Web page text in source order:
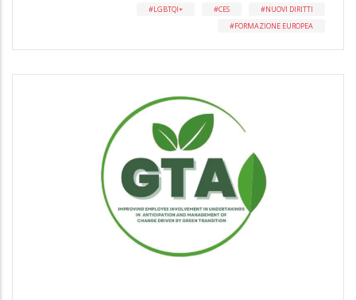
LGBTQI+ CES
NUOVI DIRITTI
FORMAZIONE EUROPEA